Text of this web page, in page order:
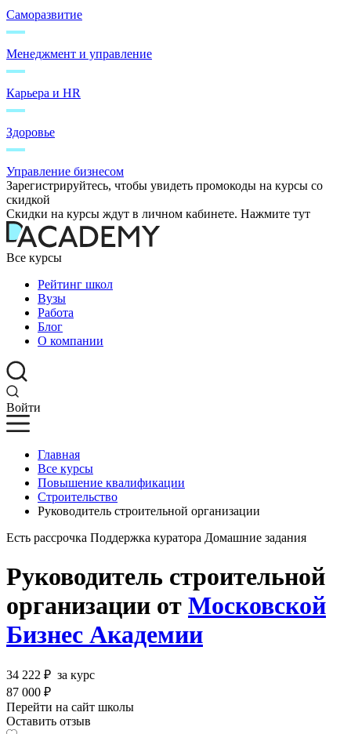
Саморазвитие
Менеджмент и управление
Карьера и HR
Здоровье
Управление бизнесом
Зарегистрируйтесь, чтобы увидеть промокоды на курсы со
скидкой
Скидки на курсы ждут в личном кабинете. Нажмите тут
Все курсы
Рейтинг школ
Вузы
Работа
Блог
О компании
Войти
Главная
Все курсы
Повышение квалификации
Строительство
Руководитель строительной организации
Есть рассрочка Поддержка куратора Домашние задания
Руководитель строительной
организации от Московской
Бизнес Академии
34 222 ₽ за курс
87 000 ₽
Перейти на сайт школы
Оставить отзыв